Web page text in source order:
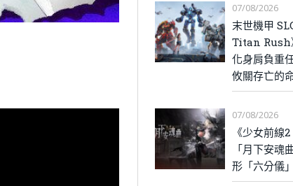
07/08/2026
末世機甲
Titan Rush
化身肩負重
攸關存亡的
07/08/2026
《少女前線
「月下安魂
形「六分儀